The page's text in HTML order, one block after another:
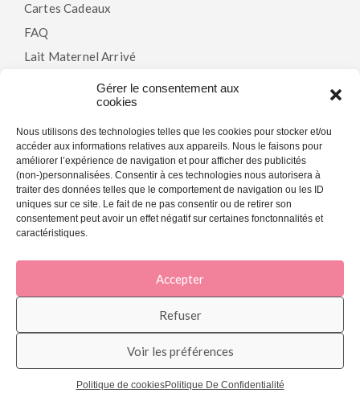
Gérer le consentement aux
cookies
Nous utilisons des technologies telles que les cookies pour stocker et/ou
accéder aux informations relatives aux appareils. Nous le faisons pour
améliorer l’expérience de navigation et pour afficher des publicités
(non-)personnalisées. Consentir à ces technologies nous autorisera à
traiter des données telles que le comportement de navigation ou les ID
uniques sur ce site. Le fait de ne pas consentir ou de retirer son
consentement peut avoir un effet négatif sur certaines fonctonnalités et
caractéristiques.
Accepter
Refuser
Voir les préférences
Politique de cookiesPolitique De Confidentialité
Cartes Cadeaux
FAQ
Lait Maternel Arrivé
Modalités & Conditions
Politique De Confidentialité
Politique De Cookies (CA)
© 2026 La Joie En Rose - Agence marketing web et SEO -
Web.